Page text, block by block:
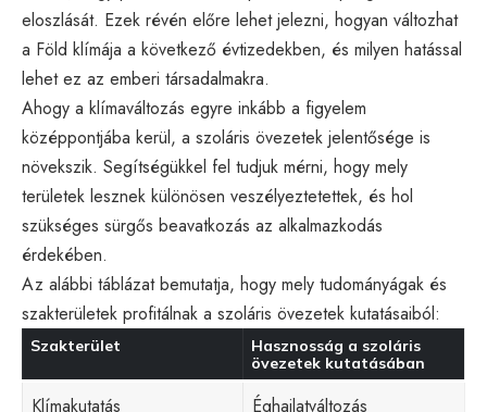
eloszlását. Ezek révén előre lehet jelezni, hogyan változhat
a Föld klímája a következő évtizedekben, és milyen hatással
lehet ez az emberi társadalmakra.
Ahogy a klímaváltozás egyre inkább a figyelem
középpontjába kerül, a szoláris övezetek jelentősége is
növekszik. Segítségükkel fel tudjuk mérni, hogy mely
területek lesznek különösen veszélyeztetettek, és hol
szükséges sürgős beavatkozás az alkalmazkodás
érdekében.
Az alábbi táblázat bemutatja, hogy mely tudományágak és
szakterületek profitálnak a szoláris övezetek kutatásaiból:
Szakterület
Hasznosság a szoláris
övezetek kutatásában
Klímakutatás Éghajlatváltozás